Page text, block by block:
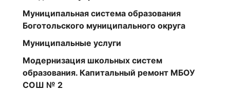
Муниципальная система образования
Боготольского муниципального округа
Муниципальные услуги
Модернизация школьных систем
образования. Капитальный ремонт МБОУ
СОШ № 2